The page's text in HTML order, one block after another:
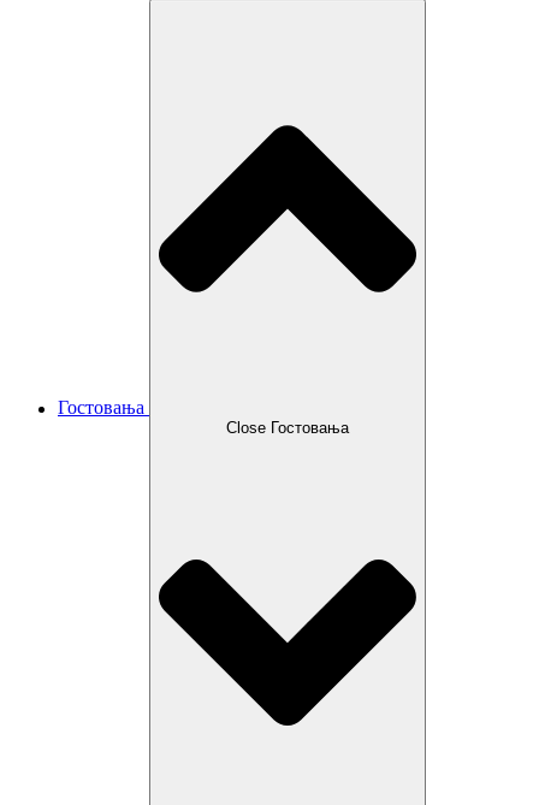
Гостовања
Close Гостовања